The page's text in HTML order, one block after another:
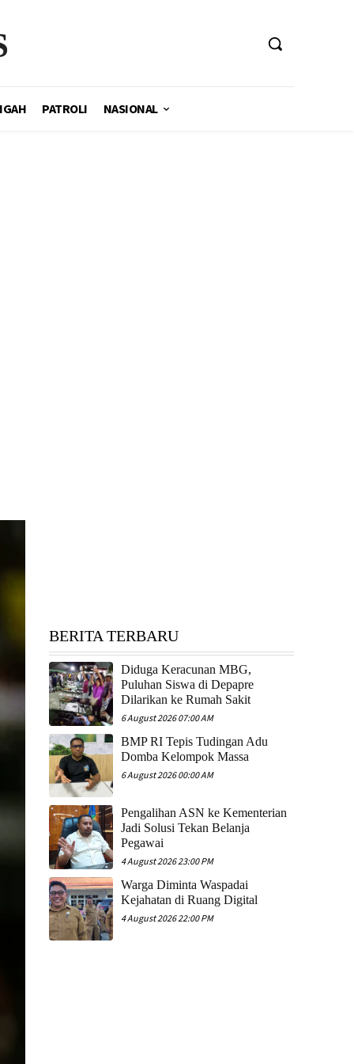
PATROLI NASIONAL
BERITA TERBARU
Diduga Keracunan MBG,
Puluhan Siswa di Depapre
Dilarikan ke Rumah Sakit
6 August 2026 07:00 AM
​BMP RI Tepis Tudingan Adu
Domba Kelompok Massa
6 August 2026 00:00 AM
Pengalihan ASN ke Kementerian
Jadi Solusi Tekan Belanja
Pegawai
4 August 2026 23:00 PM
Warga Diminta Waspadai
Kejahatan di Ruang Digital
4 August 2026 22:00 PM